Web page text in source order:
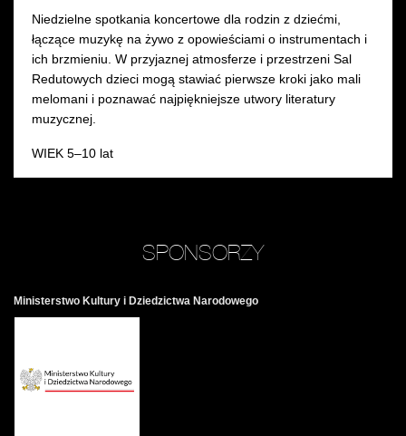
Niedzielne spotkania koncertowe dla rodzin z dziećmi,
łączące muzykę na żywo z opowieściami o instrumentach i
ich brzmieniu. W przyjaznej atmosferze i przestrzeni Sal
Redutowych dzieci mogą stawiać pierwsze kroki jako mali
melomani i poznawać najpiękniejsze utwory literatury
muzycznej.
WIEK 5–10 lat
SPONSORZY
Ministerstwo Kultury i Dziedzictwa Narodowego